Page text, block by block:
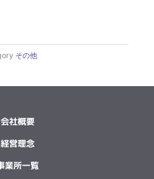
その他
会社概要
経営理念
業所一覧